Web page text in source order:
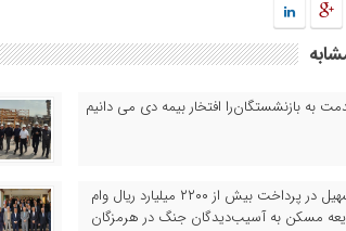
به بازنشستگان‌را افتخار بیمه دی می دانیم
تسهیل در پرداخت بیش از ۲۲۰۰ میلیارد ریال وام
مسکن به آسیب‌دیدگان جنگ در هرمزگان